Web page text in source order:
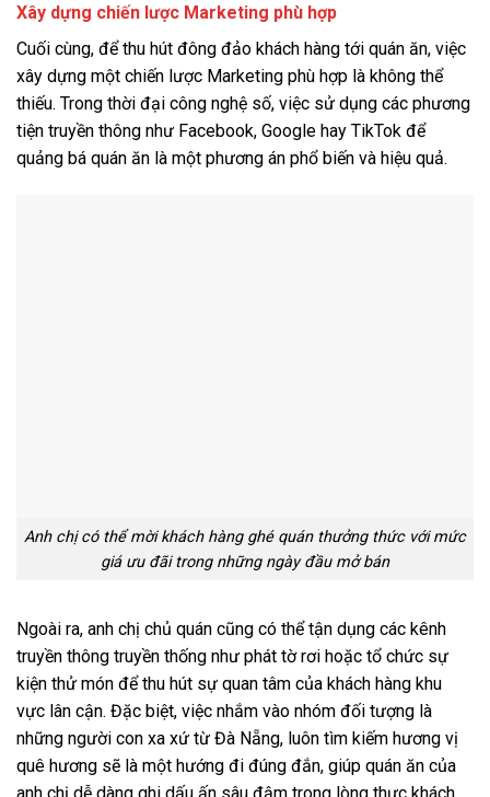
Xây dựng chiến lược Marketing phù hợp
Cuối cùng, để thu hút đông đảo khách hàng tới quán ăn, việc
xây dựng một chiến lược Marketing phù hợp là không thể
thiếu. Trong thời đại công nghệ số, việc sử dụng các phương
tiện truyền thông như Facebook, Google hay TikTok để
quảng bá quán ăn là một phương án phổ biến và hiệu quả.
Anh chị có thể mời khách hàng ghé quán thưởng thức với mức
giá ưu đãi trong những ngày đầu mở bán
Ngoài ra, anh chị chủ quán cũng có thể tận dụng các kênh
truyền thông truyền thống như phát tờ rơi hoặc tổ chức sự
kiện thử món để thu hút sự quan tâm của khách hàng khu
vực lân cận. Đặc biệt, việc nhắm vào nhóm đối tượng là
những người con xa xứ từ Đà Nẵng, luôn tìm kiếm hương vị
quê hương sẽ là một hướng đi đúng đắn, giúp quán ăn của